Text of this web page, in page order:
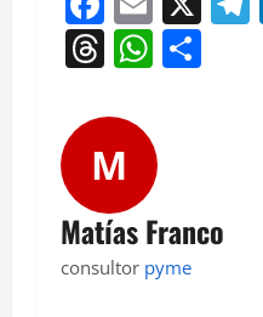
Threads
M
Matías Franco
consultor pyme